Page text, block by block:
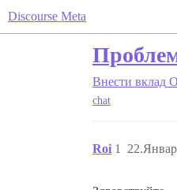
Discourse Meta
Внести вклад
chat
Roi 1